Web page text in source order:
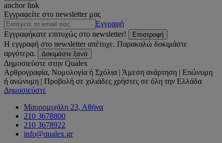
anchor link
Εγγραφείτε στο newsletter μας
Εγγραφή
Εγγραφήκατε επιτυχώς στο newsletter!
Επιστροφή
Η εγγραφή στο newsletter απέτυχε. Παρακαλώ δοκιμάστε
αργότερα.
Δοκιμάστε ξανά
Δημοσιεύστε στην Qualex
Αρθρογραφία, Νομολογία ή Σχόλια | Άμεση ανάρτηση | Επώνυμη
ή ανώνυμη | Προβολή σε χιλιάδες χρήστες σε όλη την Ελλάδα
Δημοσιεύστε
Μαυρομιχάλη 23, Αθήνα
210 3678800
210 3678922
info@qualex.gr